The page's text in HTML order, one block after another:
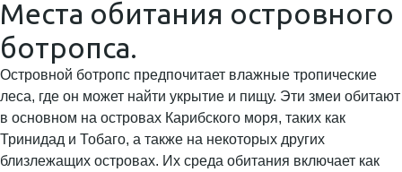
Места обитания островного
ботропса.
Островной ботропс предпочитает влажные тропические
леса, где он может найти укрытие и пищу. Эти змеи обитают
в основном на островах Карибского моря, таких как
Тринидад и Тобаго, а также на некоторых других
близлежащих островах. Их среда обитания включает как